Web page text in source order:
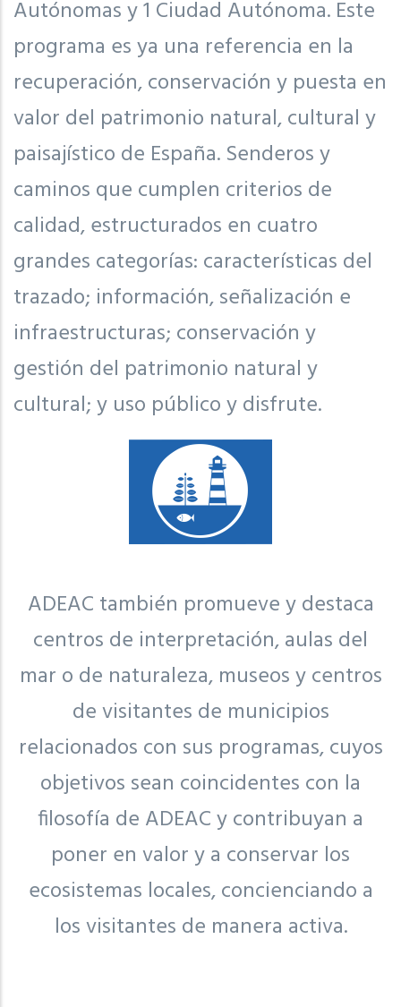
Autónomas y 1 Ciudad Autónoma. Este
programa es ya una referencia en la
recuperación, conservación y puesta en
valor del patrimonio natural, cultural y
paisajístico de España. Senderos y
caminos que cumplen criterios de
calidad, estructurados en cuatro
grandes categorías: características del
trazado; información, señalización e
infraestructuras; conservación y
gestión del patrimonio natural y
cultural; y uso público y disfrute.
ADEAC también promueve y destaca
centros de interpretación, aulas del
mar o de naturaleza, museos y centros
de visitantes de municipios
relacionados con sus programas, cuyos
objetivos sean coincidentes con la
filosofía de ADEAC y contribuyan a
poner en valor y a conservar los
ecosistemas locales, concienciando a
los visitantes de manera activa.